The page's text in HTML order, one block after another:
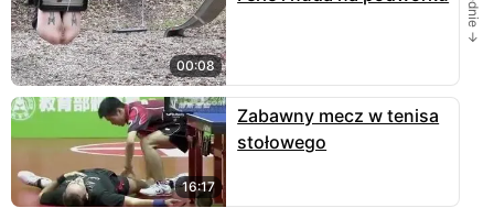
00:08
16:17
Zabawny mecz w tenisa
stołowego